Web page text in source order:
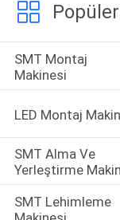
SMT Montaj
Makinesi
LED Montaj
SMT Alma Ve
Yerleştirme
SMT Lehimleme